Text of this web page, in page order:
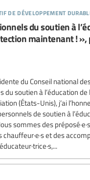
de développement
du soutien à
maintenant ! »,
du Conseil national
du soutien à l’éducation
(États-Unis), j’ai
de soutien à
sommes des
et des